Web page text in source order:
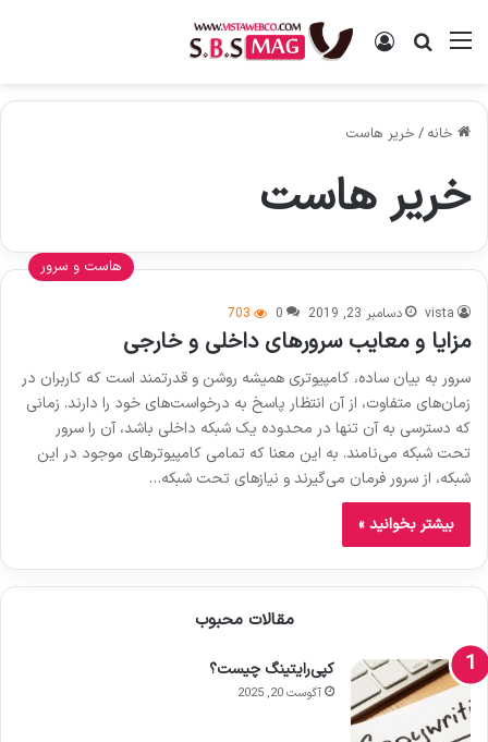
منو جستجو برای
ورود
خانه / خریر هاست
خریر هاست
هاست و سرور
vista دسامبر 23, 2019 0
703
مزایا و معایب سرورهای داخلی و خارجی
سرور به بیان ساده، کامپیوتری همیشه روشن و قدرتمند است که کاربران در
زمان‌های متفاوت، از آن انتظار پاسخ به درخواست‌های خود را دارند. زمانی
که دسترسی به آن تنها در محدوده یک شبکه داخلی باشد، آن را سرور
تحت شبکه می‌نامند. به این معنا که تمامی کامپیوتر‌های موجود در این
شبکه، از سرور فرمان می‌گیرند و نیازهای تحت شبکه…
بیشتر بخوانید »
مقالات محبوب
کپی‌رایتینگ چیست؟
آگوست 20, 2025